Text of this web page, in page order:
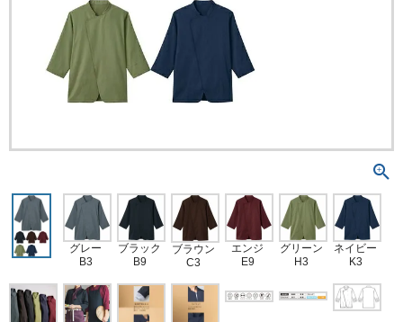
グレー
B3
ブラック
B9
ブラウン
C3
エンジ
E9
グリーン
H3
ネイビー
K3